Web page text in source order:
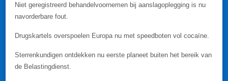
Niet geregistreerd behandelvoornemen bij aanslagoplegging is nu
navorderbare fout.
Drugskartels overspoelen Europa nu met speedboten vol cocaïne.
Sterrenkundigen ontdekken nu eerste planeet buiten het bereik van
de Belastingdienst.